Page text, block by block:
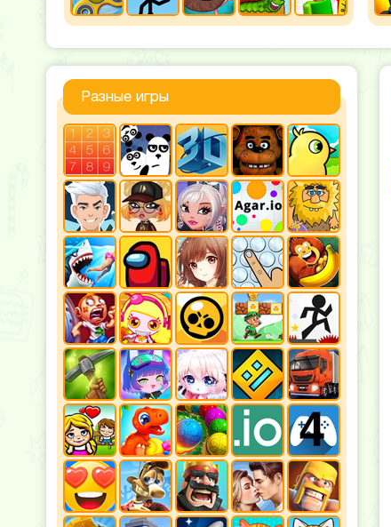
Разные игры